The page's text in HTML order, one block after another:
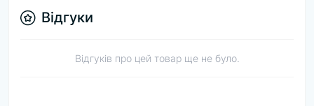
Відгуки
Відгуків про цей товар ще не було.